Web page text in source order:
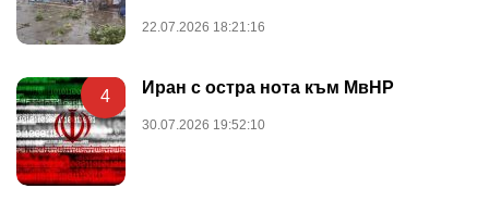
22.07.2026 18:21:16
4 Иран с остра нота към МвНР
30.07.2026 19:52:10